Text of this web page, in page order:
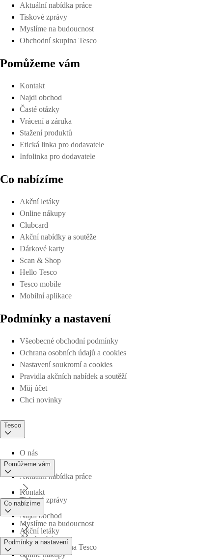
Aktuální nabídka práce
Tiskové zprávy
Myslíme na budoucnost
Obchodní skupina Tesco
Pomůžeme vám
Kontakt
Najdi obchod
Časté otázky
Vrácení a záruka
Stažení produktů
Etická linka pro dodavatele
Infolinka pro dodavatele
Co nabízíme
Akční letáky
Online nákupy
Clubcard
Akční nabídky a soutěže
Dárkové karty
Scan & Shop
Hello Tesco
Tesco mobile
Mobilní aplikace
Podmínky a nastavení
Všeobecné obchodní podmínky
Ochrana osobních údajů a cookies
Nastavení soukromí a cookies
Pravidla akčních nabídek a soutěží
Můj účet
Chci novinky
Tesco
O nás
Aktuální nabídka práce
Tiskové zprávy
Myslíme na budoucnost
Obchodní skupina Tesco
Pomůžeme vám
Kontakt
Najdi obchod
Časté otázky
Co nabízíme
Akční letáky
Online nákupy
Podmínky a nastavení